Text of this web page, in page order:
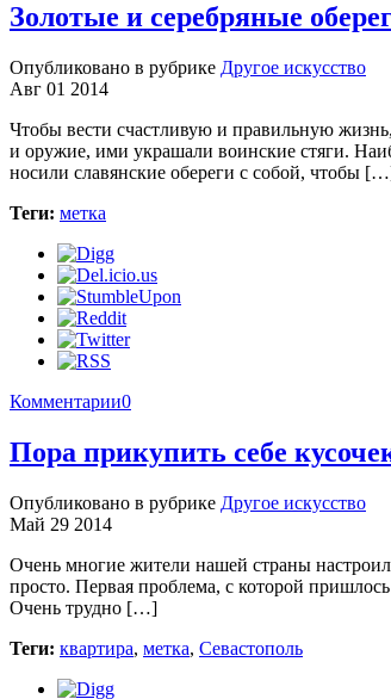
Золотые и серебряные
Опубликовано в рубрике Другое искусство
Авг 01 2014
Чтобы вести счастливую и правильную
и оружие, ими украшали воинские стяги.
носили славянские обереги с собой, чтобы
Теги: метка
Комментарии0
Пора прикупить себе
Опубликовано в рубрике Другое искусство
Май 29 2014
Очень многие жители нашей страны
просто. Первая проблема, с которой
Очень трудно […]
Теги: квартира, метка, Севастополь